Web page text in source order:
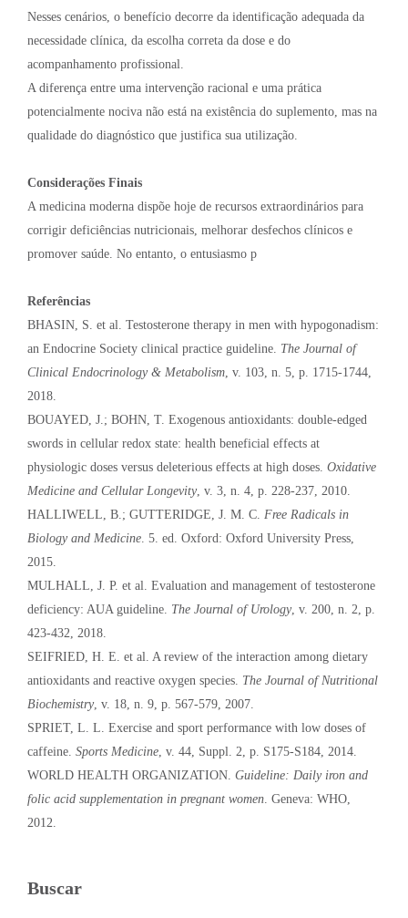
Nesses cenários, o benefício decorre da identificação adequada da
necessidade clínica, da escolha correta da dose e do
acompanhamento profissional.
A diferença entre uma intervenção racional e uma prática
potencialmente nociva não está na existência do suplemento, mas na
qualidade do diagnóstico que justifica sua utilização.
Considerações Finais
A medicina moderna dispõe hoje de recursos extraordinários para
corrigir deficiências nutricionais, melhorar desfechos clínicos e
promover saúde. No entanto, o entusiasmo p
Referências
BHASIN, S. et al. Testosterone therapy in men with hypogonadism:
an Endocrine Society clinical practice guideline. The Journal of
Clinical Endocrinology & Metabolism, v. 103, n. 5, p. 1715-1744,
2018.
BOUAYED, J.; BOHN, T. Exogenous antioxidants: double-edged
swords in cellular redox state: health beneficial effects at
physiologic doses versus deleterious effects at high doses. Oxidative
Medicine and Cellular Longevity, v. 3, n. 4, p. 228-237, 2010.
HALLIWELL, B.; GUTTERIDGE, J. M. C. Free Radicals in
Biology and Medicine. 5. ed. Oxford: Oxford University Press,
2015.
MULHALL, J. P. et al. Evaluation and management of testosterone
deficiency: AUA guideline. The Journal of Urology, v. 200, n. 2, p.
423-432, 2018.
SEIFRIED, H. E. et al. A review of the interaction among dietary
antioxidants and reactive oxygen species. The Journal of Nutritional
Biochemistry, v. 18, n. 9, p. 567-579, 2007.
SPRIET, L. L. Exercise and sport performance with low doses of
caffeine. Sports Medicine, v. 44, Suppl. 2, p. S175-S184, 2014.
WORLD HEALTH ORGANIZATION. Guideline: Daily iron and
folic acid supplementation in pregnant women. Geneva: WHO,
2012.
Buscar